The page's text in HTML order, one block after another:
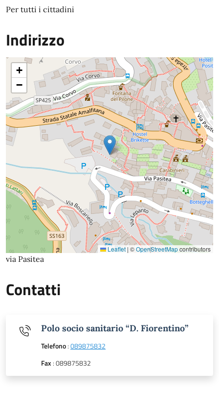
Per tutti i cittadini
Indirizzo
+
−
Leaflet | ©OpenStreetMapcontributors
via Pasitea
Contatti
Polo socio sanitario “D. Fiorentino”
Telefono:089875832
Fax : 089875832